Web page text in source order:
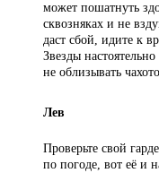
может пошатнуть
сквозняках и не
даст сбой, идите к
Звезды
не облизывать
Лев
Проверьте свой
по погоде, вот её и